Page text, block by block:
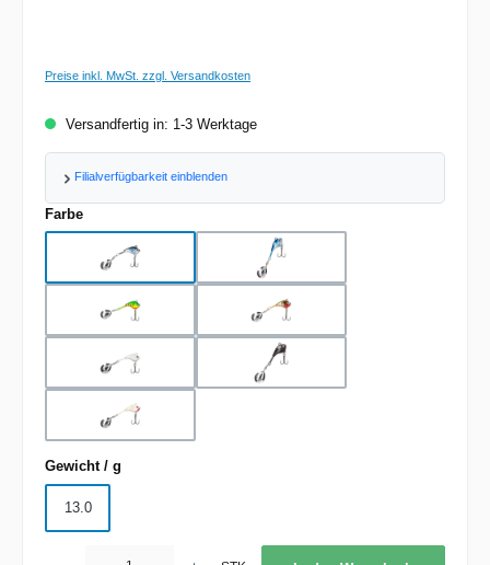
Preise inkl. MwSt. zzgl. Versandkosten
Versandfertig in: 1-3 Werktage
Filialverfügbarkeit einblenden
Farbeauswählen
Black Silver
Firetiger Perch
Perlmutt
Perl Orange Tiger
Gewicht / g
13.0